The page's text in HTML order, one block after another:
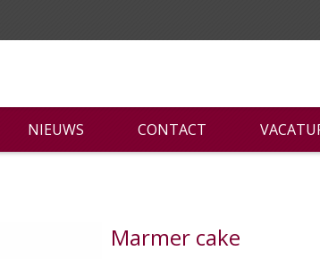
NIEUWS CONTACT
Marmer cake